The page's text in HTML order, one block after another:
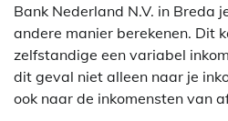
Bank Nederland N.V. in Breda
andere manier berekenen. Dit
zelfstandige een variabel
dit geval niet alleen naar je
ook naar de inkomensten van